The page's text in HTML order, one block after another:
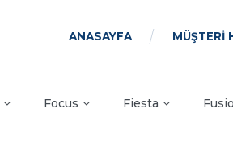
ANASAYFA MÜŞTERİ
Focus Fiesta